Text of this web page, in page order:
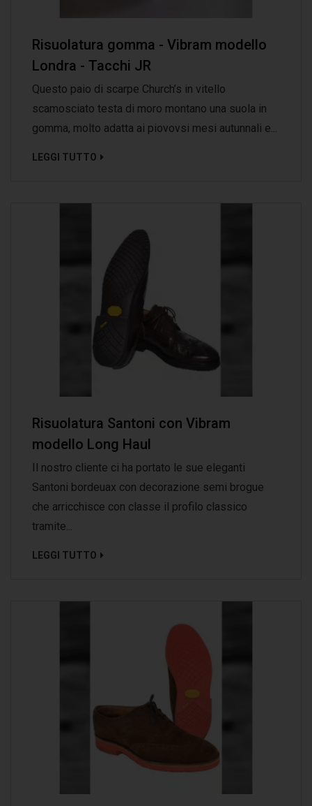
Risuolatura gomma - Vibram modello
Londra - Tacchi JR
Questo paio di scarpe Church’s in vitello
scamosciato testa di moro montano una suola in
gomma, molto adatta ai piovovsi mesi autunnali e...
LEGGI TUTTO
Risuolatura Santoni con Vibram
modello Long Haul
Il nostro cliente ci ha portato le sue eleganti
Santoni bordeuax con decorazione semi brogue
che arricchisce con classe il profilo classico
tramite...
LEGGI TUTTO